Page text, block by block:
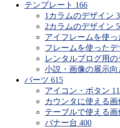
テンプレート 166
1カラムのデザイン
2カラムのデザイン
アイフレームを使
フレームを使ったデ
レンタルブログ用の
小説・画像の展示
パーツ 615
アイコン・ボタン
カウンタに使える画
テーブルで使える画
バナー台 400